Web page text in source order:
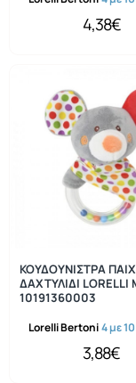
4,38€
Lorelli Bertoni4 με
ΚΟΥΔΟΥΝΙΣΤΡΑ
ΔΑΧΤΥΛΙΔΙ LORELLI
10191360003
3,88€